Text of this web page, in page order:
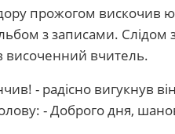
прожогом
з записами. Слідом
височенний вчитель.
- радісно вигукнув
- Доброго дня,